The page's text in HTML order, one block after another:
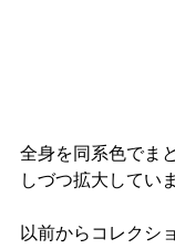
全身を同系色でま
しづつ拡大してい
以前からコレクシ